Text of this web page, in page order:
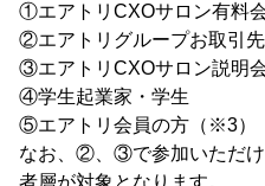
①エアトリCXOサロン有料
②エアトリグループお取引
③エアトリCXOサロン説明
④学生起業家・学生
⑤エアトリ会員の方（※3）
なお、②、③で参加いただ